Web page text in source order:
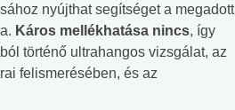
nyújthat segítséget a megadott
Káros mellékhatása nincs, így
történő ultrahangos vizsgálat, az
felismerésében, és az